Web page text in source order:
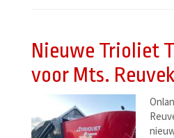
Nieuwe Trioliet
voor Mts.